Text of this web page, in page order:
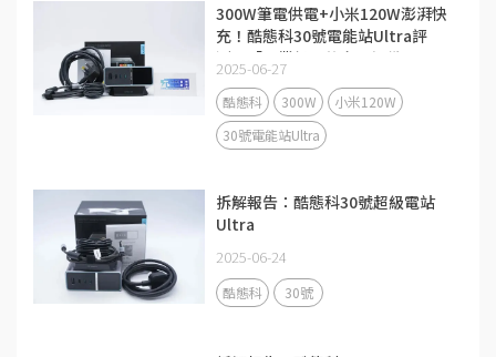
300W筆電供電+小米120W澎湃快
充！酷態科30號電能站Ultra評
測：「畢業級」的充電設備
2025-06-27
酷態科 300W
小米120W
30號電能站Ultra
拆解報告：酷態科30號超級電站
Ultra
2025-06-24
酷態科 30號